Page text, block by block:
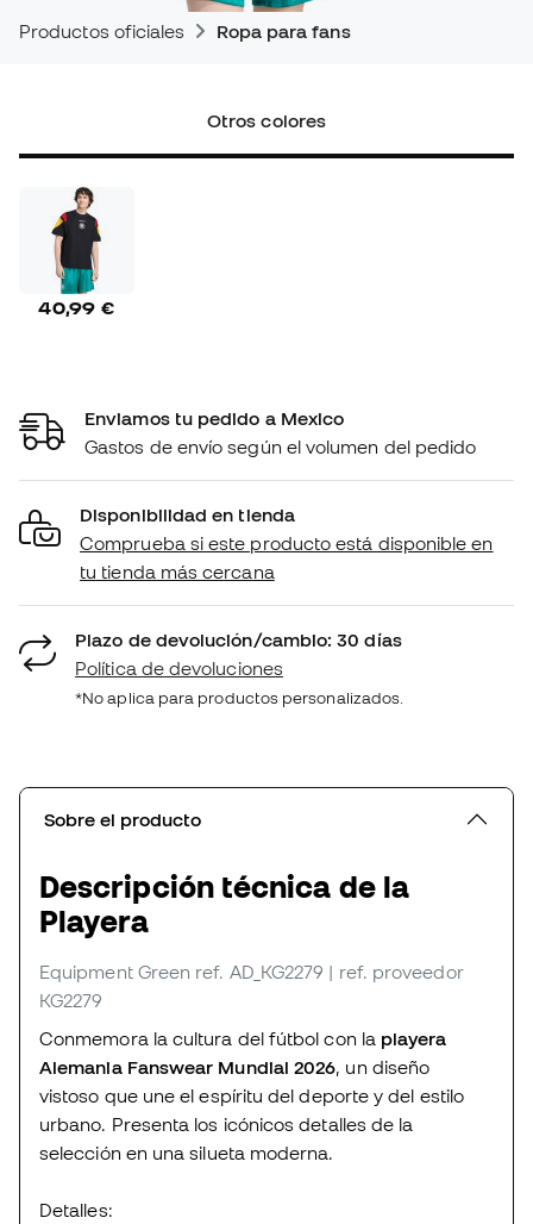
Productos oficiales Ropa para fans
Otros colores
40,99 €
Enviamos tu pedido a Mexico
Gastos de envío según el volumen del pedido
Disponibilidad en tienda
Comprueba si este producto está disponible en
tu tienda más cercana
Plazo de devolución/cambio: 30 días
Política de devoluciones
*No aplica para productos personalizados.
Sobre el producto
Descripción técnica de la
Playera
Equipment Green ref. AD_KG2279 | ref. proveedor
KG2279
Conmemora la cultura del fútbol con la playera
Alemania Fanswear Mundial 2026 , un diseño
vistoso que une el espíritu del deporte y del estilo
urbano. Presenta los icónicos detalles de la
selección en una silueta moderna.
Detalles: